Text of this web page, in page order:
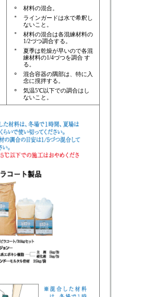
○ 材料の混合。
＊
ラインガードは水で希釈し
ないこと。
＊
材料の混合は各混練材料の
1/2づつ調合する。
＊
夏季は乾燥が早いので各混
練材料の1/4づつを調合 す
る。
○
混合容器の隅部は、特に入
念に撹拌する。
○
気温5℃以下での調合はし
ないこと。